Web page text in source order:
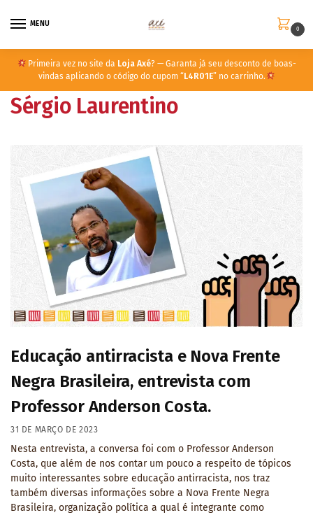
MENU
0
Primeira vez no site da Loja Axé? — Garanta já seu desconto de boas-
vindas aplicando o código do cupom “ L4R01E” no carrinho.
Sérgio Laurentino
Educação antirracista e Nova Frente
Negra Brasileira, entrevista com
Professor Anderson Costa.
31 DE MARÇO DE 2023
Nesta entrevista, a conversa foi com o Professor Anderson
Costa, que além de nos contar um pouco a respeito de tópicos
muito interessantes sobre educação antirracista, nos traz
também diversas informações sobre a Nova Frente Negra
Brasileira, organização política a qual é integrante como